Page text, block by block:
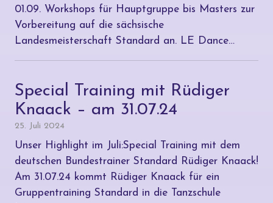
01.09. Workshops für Hauptgruppe bis Masters zur
Vorbereitung auf die sächsische
Landesmeisterschaft Standard an. LE Dance…
Special Training mit Rüdiger
Knaack – am 31.07.24
25. Juli 2024
Unser Highlight im Juli:Special Training mit dem
deutschen Bundestrainer Standard Rüdiger Knaack!
Am 31.07.24 kommt Rüdiger Knaack für ein
Gruppentraining Standard in die Tanzschule